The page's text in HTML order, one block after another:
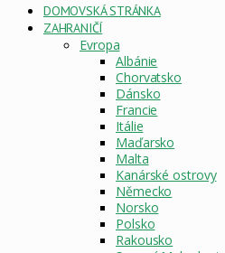
DOMOVSKÁ STRÁNKA
ZAHRANIČÍ
Evropa
Albánie
Chorvatsko
Dánsko
Francie
Itálie
Maďarsko
Malta
Kanárské ostrovy
Německo
Norsko
Polsko
Rakousko